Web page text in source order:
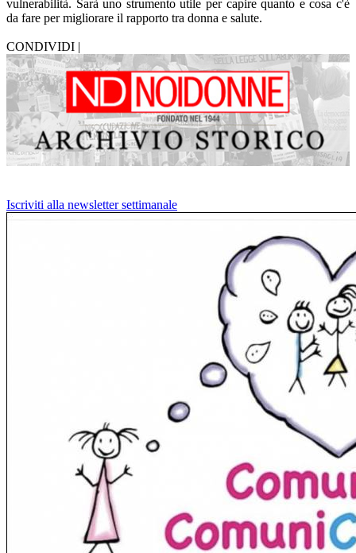
vulnerabilità. Sarà uno strumento utile per capire quanto e cosa c'è
da fare per migliorare il rapporto tra donna e salute.
CONDIVIDI |
Iscriviti alla newsletter settimanale